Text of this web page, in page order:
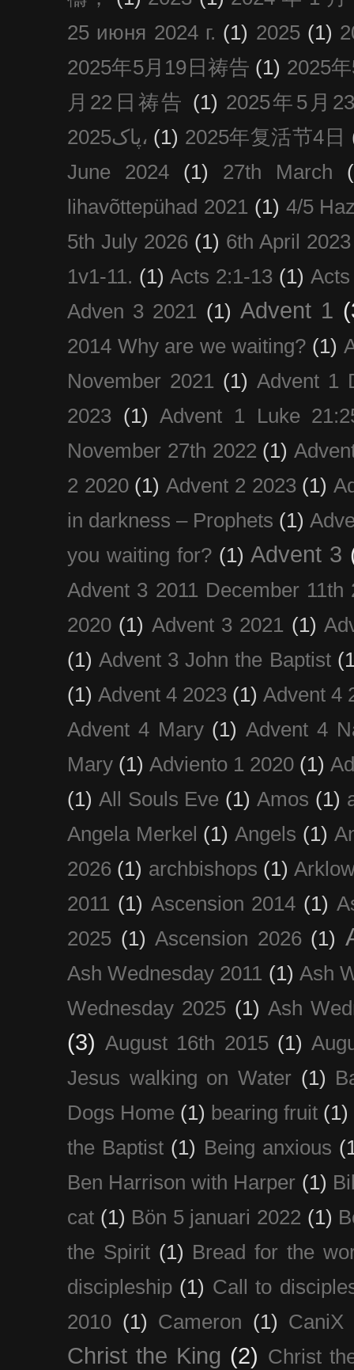
25 июня 2024 г. (1) 2025 (1)
2025年5月19日祷告 (1) 2025
月22日祷告 (1) 2025年5月
پاک2025، (1) 2025年复活节4日
June 2024
(1) 27th March
lihavõttepühad 2021 (1) 4/5
5th July 2026 (1) 6th April 2023
1v1-11. (1) Acts 2:1-13 (1)
Adven 3 2021 (1) Advent 1
2014 Why are we waiting? (1)
November 2021 (1) Advent 1
2023 (1) Advent 1 Luke
November 27th 2022 (1)
2 2020 (1) Advent 2 2023 (1)
in darkness – Prophets (1)
you waiting for? (1) Advent 3
Advent 3 2011 December 11th
2020 (1) Advent 3 2021 (1)
(1) Advent 3 John the Baptist
(1) Advent 4 2023 (1) Advent 4
Advent 4 Mary (1) Advent 4
Mary (1) Adviento 1 2020 (1)
(1) All Souls Eve (1) Amos (1)
Angela Merkel (1) Angels (1)
2026 (1) archbishops (1)
2011 (1) Ascension 2014 (1)
2025 (1) Ascension 2026 (1)
Ash Wednesday 2011 (1) Ash
Wednesday 2025 (1) Ash
(3) August 16th 2015 (1)
Jesus walking on Water (1)
Dogs Home (1) bearing fruit (1)
the Baptist (1) Being anxious
Ben Harrison with Harper (1)
cat (1) Bön 5 januari 2022 (1)
the Spirit (1) Bread for the
discipleship (1) Call to
2010 (1) Cameron (1) CaniX
Christ the King (2) Christ